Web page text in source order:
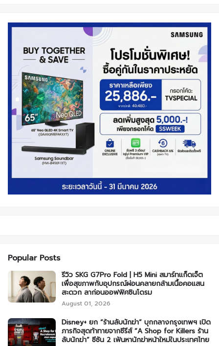
Popular Posts
รีวิว SKG G7Pro Fold | H5 Mini สมาร์ทแก็ดเจ็ต
เพื่อสุขภาพกับอุปกรณ์ผ่อนคลายกล้ามเนื้อคอแสน
สะดวก ลาก่อนออฟฟิศซินโดรม
August 01, 2026
Disney+ ยก “ร้านลับนักฆ่า” บุกกลางกรุงเทพฯ เปิด
ภารกิจสุดท้าทายจากซีรีส์ “A Shop for Killers ร้าน
ลับนักฆ่า” ซีซัน 2 เฟ้นหานักฆ่าหน้าใหม่ในประเทศไทย